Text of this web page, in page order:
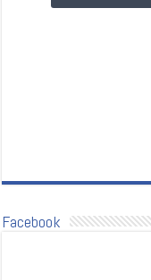
Facebook